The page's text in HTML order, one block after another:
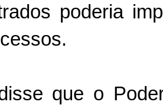
poderia
que o